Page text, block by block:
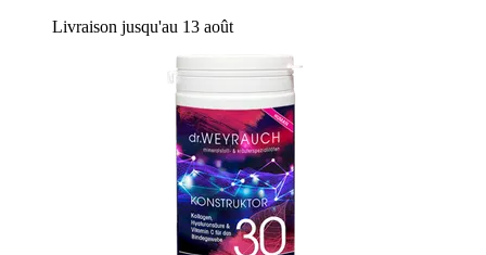
Livraison jusqu'au 13 août